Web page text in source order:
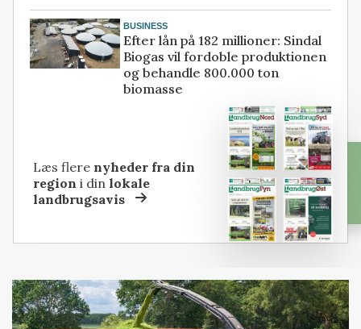
BUSINESS
Efter lån på 182 millioner: Sindal
Biogas vil fordoble produktionen
og behandle 800.000 ton
biomasse
Læs flere nyheder fra din
region i dinlokale
landbrugsavis